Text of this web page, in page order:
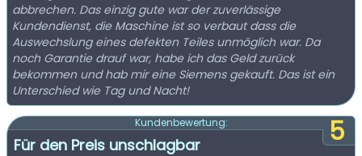
abbrechen. Das einzig gute war der zuverlässige
Kundendienst, die Maschine ist so verbaut dass die
Auswechslung eines defekten Teiles unmöglich war. Da
noch Garantie drauf war, habe ich das Geld zurück
bekommen und hab mir eine Siemens gekauft. Das ist ein
Unterschied wie Tag und Nacht!
5
Kundenbewertung:
Für den Preis unschlagbar